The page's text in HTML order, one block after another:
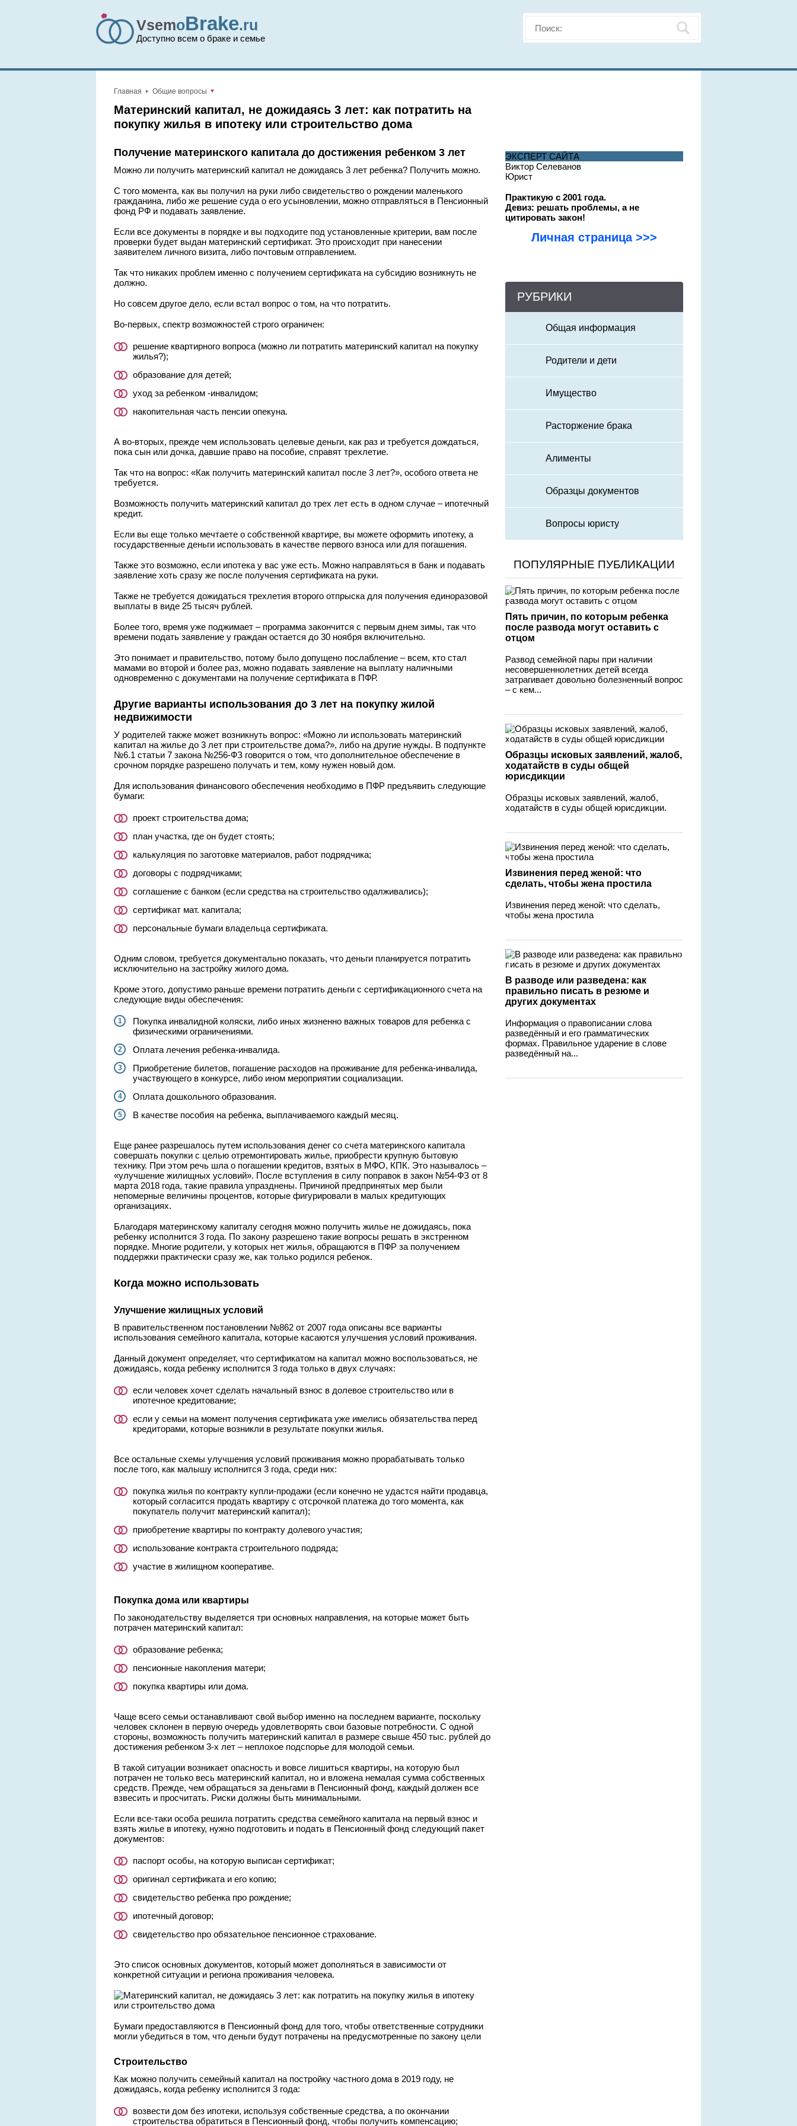
VsemoBrake.ru
Доступно всем о браке и семье
Главная Общие вопросы
Материнский капитал, не дожидаясь 3 лет: как потратить на
покупку жилья в ипотеку или строительство дома
Получение материнского капитала до достижения ребенком 3 лет
Можно ли получить материнский капитал не дожидаясь 3 лет ребенка? Получить можно.
С того момента, как вы получил на руки либо свидетельство о рождении маленького
гражданина, либо же решение суда о его усыновлении, можно отправляться в Пенсионный
фонд РФ и подавать заявление.
Если все документы в порядке и вы подходите под установленные критерии, вам после
проверки будет выдан материнский сертификат. Это происходит при нанесении
заявителем личного визита, либо почтовым отправлением.
Так что никаких проблем именно с получением сертификата на субсидию возникнуть не
должно.
Но совсем другое дело, если встал вопрос о том, на что потратить.
Во-первых, спектр возможностей строго ограничен:
решение квартирного вопроса (можно ли потратить материнский капитал на покупку
жилья?);
образование для детей;
уход за ребенком -инвалидом;
накопительная часть пенсии опекуна.
А во-вторых, прежде чем использовать целевые деньги, как раз и требуется дождаться,
пока сын или дочка, давшие право на пособие, справят трехлетие.
Так что на вопрос: «Как получить материнский капитал после 3 лет?», особого ответа не
требуется.
Возможность получить материнский капитал до трех лет есть в одном случае – ипотечный
кредит.
Если вы еще только мечтаете о собственной квартире, вы можете оформить ипотеку, а
государственные деньги использовать в качестве первого взноса или для погашения.
Также это возможно, если ипотека у вас уже есть. Можно направляться в банк и подавать
заявление хоть сразу же после получения сертификата на руки.
Также не требуется дожидаться трехлетия второго отпрыска для получения единоразовой
выплаты в виде 25 тысяч рублей.
Более того, время уже поджимает – программа закончится с первым днем зимы, так что
времени подать заявление у граждан остается до 30 ноября включительно.
Это понимает и правительство, потому было допущено послабление – всем, кто стал
мамами во второй и более раз, можно подавать заявление на выплату наличными
одновременно с документами на получение сертификата в ПФР.
Другие варианты использования до 3 лет на покупку жилой
недвижимости
У родителей также может возникнуть вопрос: «Можно ли использовать материнский
капитал на жилье до 3 лет при строительстве дома?», либо на другие нужды. В подпункте
№6.1 статьи 7 закона №256-ФЗ говорится о том, что дополнительное обеспечение в
срочном порядке разрешено получать и тем, кому нужен новый дом.
Для использования финансового обеспечения необходимо в ПФР предъявить следующие
бумаги:
проект строительства дома;
план участка, где он будет стоять;
калькуляция по заготовке материалов, работ подрядчика;
договоры с подрядчиками;
соглашение с банком (если средства на строительство одалживались);
сертификат мат. капитала;
персональные бумаги владельца сертификата.
Одним словом, требуется документально показать, что деньги планируется потратить
исключительно на застройку жилого дома.
Кроме этого, допустимо раньше времени потратить деньги с сертификационного счета на
следующие виды обеспечения:
Покупка инвалидной коляски, либо иных жизненно важных товаров для ребенка с
физическими ограничениями.
Оплата лечения ребенка-инвалида.
Приобретение билетов, погашение расходов на проживание для ребенка-инвалида,
участвующего в конкурсе, либо ином мероприятии социализации.
Оплата дошкольного образования.
В качестве пособия на ребенка, выплачиваемого каждый месяц.
Еще ранее разрешалось путем использования денег со счета материнского капитала
совершать покупки с целью отремонтировать жилье, приобрести крупную бытовую
технику. При этом речь шла о погашении кредитов, взятых в МФО, КПК. Это называлось –
«улучшение жилищных условий». После вступления в силу поправок в закон №54-ФЗ от 8
марта 2018 года, такие правила упразднены. Причиной предпринятых мер были
непомерные величины процентов, которые фигурировали в малых кредитующих
организациях.
Благодаря материнскому капиталу сегодня можно получить жилье не дожидаясь, пока
ребенку исполнится 3 года. По закону разрешено такие вопросы решать в экстренном
порядке. Многие родители, у которых нет жилья, обращаются в ПФР за получением
поддержки практически сразу же, как только родился ребенок.
Когда можно использовать
Улучшение жилищных условий
В правительственном постановлении №862 от 2007 года описаны все варианты
использования семейного капитала, которые касаются улучшения условий проживания.
Данный документ определяет, что сертификатом на капитал можно воспользоваться, не
дожидаясь, когда ребенку исполнится 3 года только в двух случаях:
если человек хочет сделать начальный взнос в долевое строительство или в
ипотечное кредитование;
если у семьи на момент получения сертификата уже имелись обязательства перед
кредиторами, которые возникли в результате покупки жилья.
Все остальные схемы улучшения условий проживания можно прорабатывать только
после того, как малышу исполнится 3 года, среди них:
покупка жилья по контракту купли-продажи (если конечно не удастся найти продавца,
который согласится продать квартиру с отсрочкой платежа до того момента, как
покупатель получит материнский капитал);
приобретение квартиры по контракту долевого участия;
использование контракта строительного подряда;
участие в жилищном кооперативе.
Покупка дома или квартиры
По законодательству выделяется три основных направления, на которые может быть
потрачен материнский капитал:
образование ребенка;
пенсионные накопления матери;
покупка квартиры или дома.
Чаще всего семьи останавливают свой выбор именно на последнем варианте, поскольку
человек склонен в первую очередь удовлетворять свои базовые потребности. С одной
стороны, возможность получить материнский капитал в размере свыше 450 тыс. рублей до
достижения ребенком 3-х лет – неплохое подспорье для молодой семьи.
В такой ситуации возникает опасность и вовсе лишиться квартиры, на которую был
потрачен не только весь материнский капитал, но и вложена немалая сумма собственных
средств. Прежде, чем обращаться за деньгами в Пенсионный фонд, каждый должен все
взвесить и просчитать. Риски должны быть минимальными.
Если все-таки особа решила потратить средства семейного капитала на первый взнос и
взять жилье в ипотеку, нужно подготовить и подать в Пенсионный фонд следующий пакет
документов:
паспорт особы, на которую выписан сертификат;
оригинал сертификата и его копию;
свидетельство ребенка про рождение;
ипотечный договор;
свидетельство про обязательное пенсионное страхование.
Это список основных документов, который может дополняться в зависимости от
конкретной ситуации и региона проживания человека.
Бумаги предоставляются в Пенсионный фонд для того, чтобы ответственные сотрудники
могли убедиться в том, что деньги будут потрачены на предусмотренные по закону цели
Строительство
Как можно получить семейный капитал на постройку частного дома в 2019 году, не
дожидаясь, когда ребенку исполнится 3 года:
возвести дом без ипотеки, используя собственные средства, а по окончании
строительства обратиться в Пенсионный фонд, чтобы получить компенсацию;
ЭКСПЕРТ САЙТА
Виктор Селеванов
Юрист
Практикую с 2001 года.
Девиз: решать проблемы, а не
цитировать закон!
Личная страница >>>
РУБРИКИ
Общая информация
Родители и дети
Имущество
Расторжение брака
Алименты
Образцы документов
Вопросы юристу
ПОПУЛЯРНЫЕ ПУБЛИКАЦИИ
Пять причин, по которым ребенка
после развода могут оставить с
отцом
Развод семейной пары при наличии
несовершеннолетних детей всегда
затрагивает довольно болезненный вопрос
– с кем...
Образцы исковых заявлений, жалоб,
ходатайств в суды общей
юрисдикции
Образцы исковых заявлений, жалоб,
ходатайств в суды общей юрисдикции.
Извинения перед женой: что
сделать, чтобы жена простила
Извинения перед женой: что сделать,
чтобы жена простила
В разводе или разведена: как
правильно писать в резюме и
других документах
Информация о правописании слова
разведённый и его грамматических
формах. Правильное ударение в слове
разведённый на...